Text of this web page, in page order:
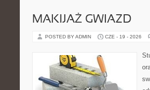
MAKIJAŻ GWIAZD
POSTED BY ADMIN CZE - 19 - 2026